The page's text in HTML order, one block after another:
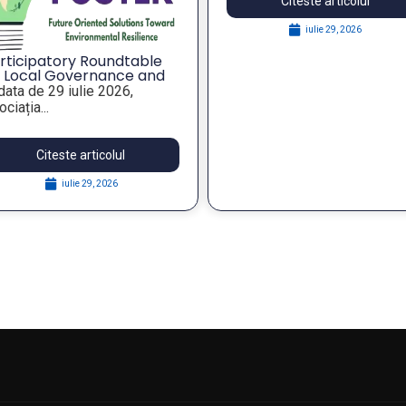
Roundtable
Local Governance and
Foresight for
Public Policies,
the FOSTER Project
de 29 iulie 2026,
Citeste articolul
iulie 29, 2026
iulie 29, 2026